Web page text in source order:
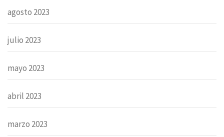
agosto 2023
julio 2023
mayo 2023
abril 2023
marzo 2023